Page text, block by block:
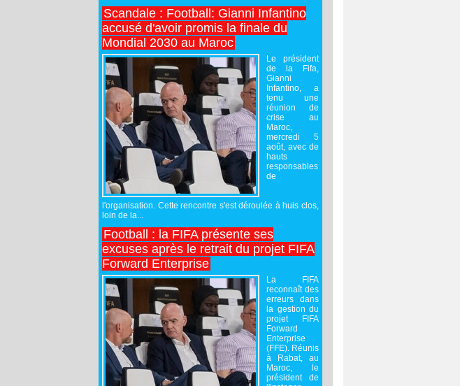
Scandale : Football: Gianni Infantino
accusé d'avoir promis la finale du
Mondial 2030 au Maroc
Le président
de la Fifa,
Gianni
Infantino, a
tenu une
réunion de
crise au
Maroc,
mercredi 5
août, avec de
hauts
responsables
de
l'organisation. Cette rencontre s'est déroulée à huis clos,
loin de la...
Football : la FIFA présente ses
excuses après le retrait du projet FIFA
Forward Enterprise
La FIFA
reconnaît des
erreurs dans
la gestion du
projet FIFA
Forward
Enterprise
(FFE). Réunis
à Rabat, au
Maroc, le
président de